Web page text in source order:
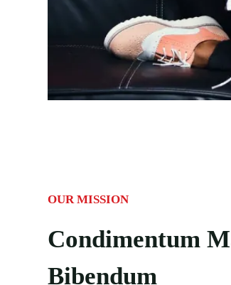
OUR MISSION
Condimentum
Bibendum